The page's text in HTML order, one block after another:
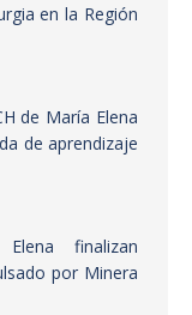
en la Región
de María Elena
de aprendizaje
finalizan
por Minera